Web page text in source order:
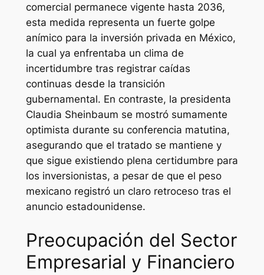
comercial permanece vigente hasta 2036,
esta medida representa un fuerte golpe
anímico para la inversión privada en México,
la cual ya enfrentaba un clima de
incertidumbre tras registrar caídas
continuas desde la transición
gubernamental. En contraste, la presidenta
Claudia Sheinbaum se mostró sumamente
optimista durante su conferencia matutina,
asegurando que el tratado se mantiene y
que sigue existiendo plena certidumbre para
los inversionistas, a pesar de que el peso
mexicano registró un claro retroceso tras el
anuncio estadounidense.
Preocupación del Sector
Empresarial y Financiero